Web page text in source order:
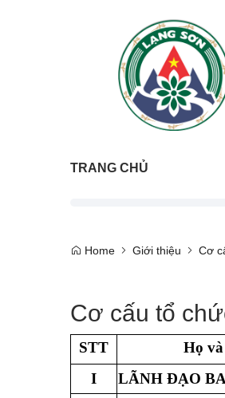
TRANG CHỦ
Home Giới thiệu Cơ
Cơ cấu tổ
STT Họ
I
LÃNH ĐẠO